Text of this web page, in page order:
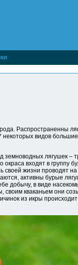
Распространенны
видов
лягушек –
входят в группу
жизни проводят
активны бурые
добычу, в виде
кваканьем они
из икры происходит